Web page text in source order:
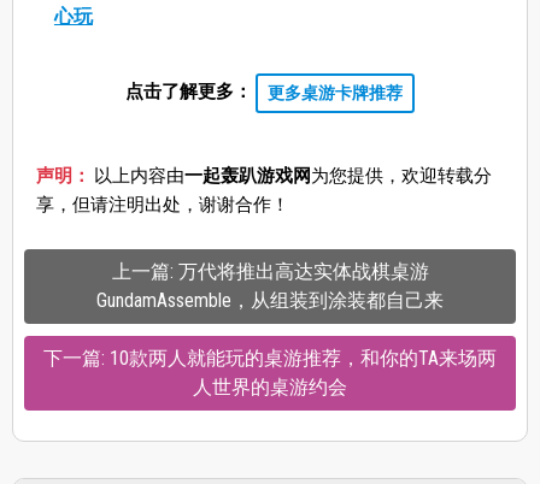
心玩
点击了解更多： 更多桌游卡牌推荐
声明： 以上内容由一起轰趴游戏网为您提供，欢迎转载分
享，但请注明出处，谢谢合作！
上一篇: 万代将推出高达实体战棋桌游
GundamAssemble，从组装到涂装都自己来
下一篇: 10款两人就能玩的桌游推荐，和你的TA来场两
人世界的桌游约会